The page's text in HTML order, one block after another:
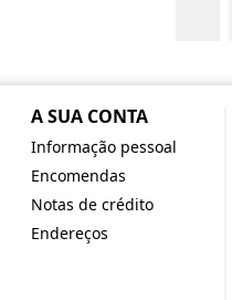
A SUA CONTA
Informação pessoal
Encomendas
Notas de crédito
Endereços